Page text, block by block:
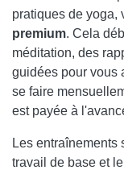
pratiques de yoga,
premium. Cela
méditation, des
guidées pour vous
se faire
est payée à
Les entraînements
travail de base et